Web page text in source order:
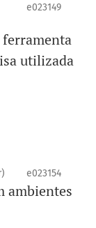
e023149
ferramenta
utilizada
e023154
ambientes